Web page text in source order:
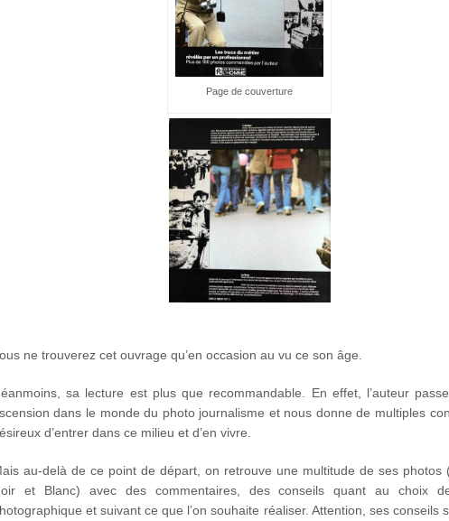
Page de couverture
ne trouverez cet ouvrage qu’en occasion au vu ce son âge.
sa lecture est plus que recommandable. En effet, l’auteur
dans le monde du photo journalisme et nous donne de multiples
d’entrer dans ce milieu et d’en vivre.
au-delà de ce point de départ, on retrouve une multitude de ses photos
et Blanc) avec des commentaires, des conseils quant au choix de
et suivant ce que l’on souhaite réaliser. Attention, ses conseils